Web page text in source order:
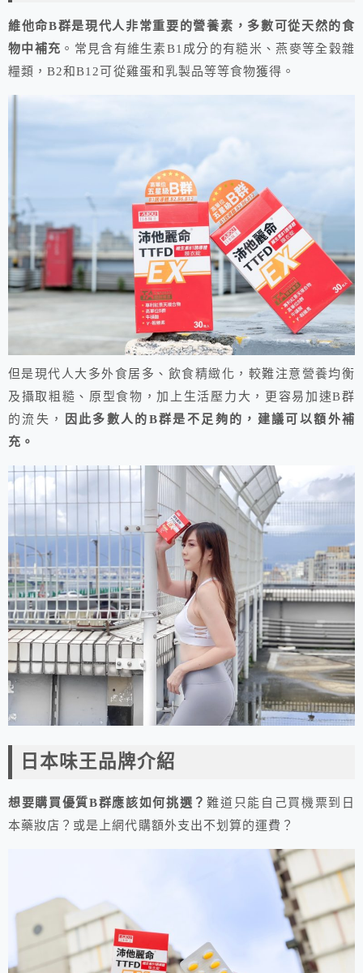
維他命B群是現代人非常重要的營養素，多數可從天然的食
物中補充 。常見含有維生素B1成分的有糙米、燕麥等全穀雜
糧類，B2和B12可從雞蛋和乳製品等等食物獲得。
但是現代人大多外食居多、飲食精緻化，較難注意營養均衡
及攝取粗糙、原型食物，加上生活壓力大，更容易加速B群
的流失，
因此多數人的B群是不足夠的，建議可以額外補
充。
日本味王品牌介紹
想要購買優質B群應該如何挑選？難道只能自己買機票到日
本藥妝店？或是上網代購額外支出不划算的運費？